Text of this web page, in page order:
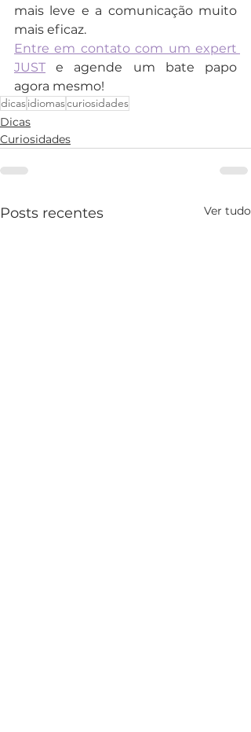
mais leve e a comunicação muito
mais eficaz.
Entre em contato com um expert
JUST e agende um bate papo
agora mesmo!
dicasidiomascuriosidades
Dicas
Curiosidades
Posts recentes Ver tudo